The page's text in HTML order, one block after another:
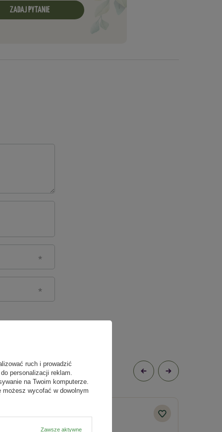
ZADAJ PYTANIE
ruch i prowadzić
personalizacji reklam.
na Twoim komputerze.
możesz wycofać w dowolnym
Zawsze aktywne